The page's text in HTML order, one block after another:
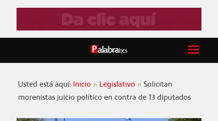
Usted está aquí: Inicio Legislativo
Solicitan
morenistas juicio político en contra de 13 diputados